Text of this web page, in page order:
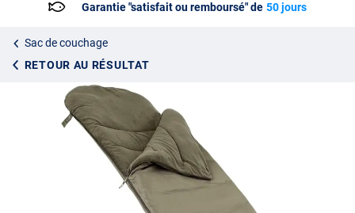
Garantie "satisfait ou remboursé" de 50 jours
Sac de couchage
RETOUR AU RÉSULTAT